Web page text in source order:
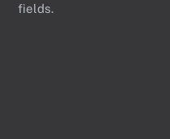
fields.